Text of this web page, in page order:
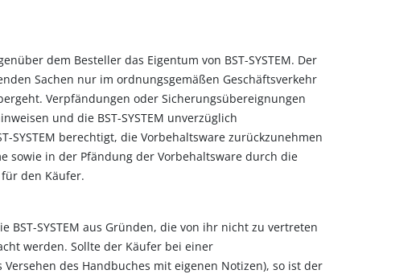
dem Besteller das Eigentum von BST-SYSTEM. Der
Sachen nur im ordnungsgemäßen Geschäftsverkehr
Verpfändungen oder Sicherungsübereignungen
und die BST-SYSTEM unverzüglich
berechtigt, die Vorbehaltsware zurückzunehmen
sowie in der Pfändung der Vorbehaltsware durch die
den Käufer.
SYSTEM aus Gründen, die von ihr nicht zu vertreten
werden. Sollte der Käufer bei einer
des Handbuches mit eigenen Notizen), so ist der